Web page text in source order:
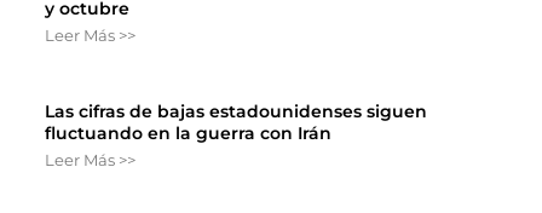
y octubre
Leer Más >>
Las cifras de bajas estadounidenses siguen
fluctuando en la guerra con Irán
Leer Más >>